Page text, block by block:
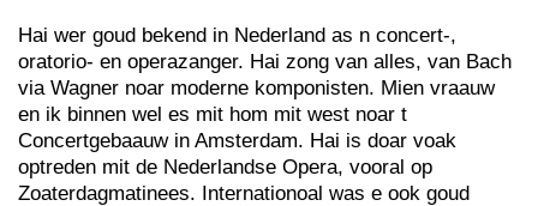
Hai wer goud bekend in Nederland as n concert-,
oratorio- en operazanger. Hai zong van alles, van Bach
via Wagner noar moderne komponisten. Mien vraauw
en ik binnen wel es mit hom mit west noar t
Concertgebaauw in Amsterdam. Hai is doar voak
optreden mit de Nederlandse Opera, vooral op
Zoaterdagmatinees. Internationoal was e ook goud